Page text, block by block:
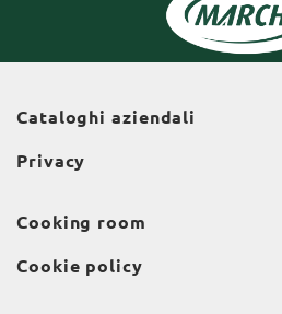
Cataloghi aziendali
Privacy
Cooking room
Cookie policy